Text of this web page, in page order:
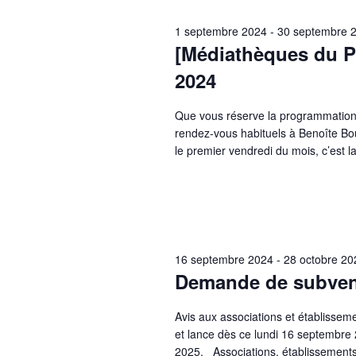
[Médiathèques du
2024
1 septembre 2024- 30 septembre
Que vous réserve la
rendez-vous habituels à Benoîte
le premier vendredi du mois, c’est
Demande de
16 septembre 2024- 28 octobre
Avis aux associations et
et lance dès ce lundi 16
2025. Associations,